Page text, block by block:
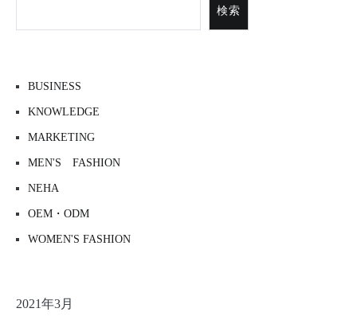
検索
BUSINESS
KNOWLEDGE
MARKETING
MEN'S FASHION
NEHA
OEM・ODM
WOMEN'S FASHION
2021年3月